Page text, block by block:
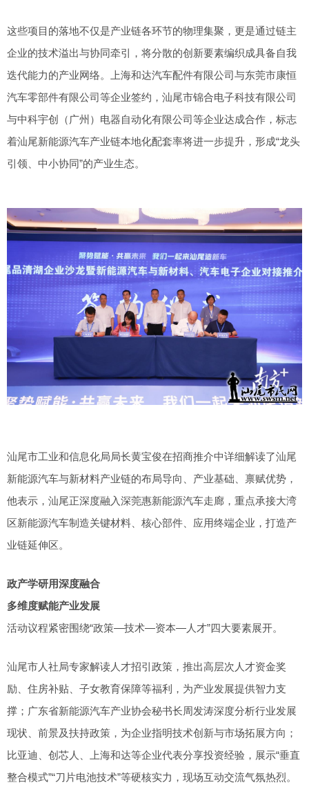
这些项目的落地不仅是产业链各环节的物理集聚，更是通过链主
企业的技术溢出与协同牵引，将分散的创新要素编织成具备自我
迭代能力的产业网络。上海和达汽车配件有限公司与东莞市康恒
汽车零部件有限公司等企业签约，汕尾市锦合电子科技有限公司
与中科宇创（广州）电器自动化有限公司等企业达成合作，标志
着汕尾新能源汽车产业链本地化配套率将进一步提升，形成“龙头
引领、中小协同”的产业生态。
汕尾市工业和信息化局局长黄宝俊在招商推介中详细解读了汕尾
新能源汽车与新材料产业链的布局导向、产业基础、禀赋优势，
他表示，汕尾正深度融入深莞惠新能源汽车走廊，重点承接大湾
区新能源汽车制造关键材料、核心部件、应用终端企业，打造产
业链延伸区。
政产学研用深度融合
多维度赋能产业发展
活动议程紧密围绕“政策—技术—资本—人才”四大要素展开。
汕尾市人社局专家解读人才招引政策，推出高层次人才资金奖
励、住房补贴、子女教育保障等福利，为产业发展提供智力支
撑；广东省新能源汽车产业协会秘书长周发涛深度分析行业发展
现状、前景及扶持政策，为企业指明技术创新与市场拓展方向；
比亚迪、创芯人、上海和达等企业代表分享投资经验，展示“垂直
整合模式”“刀片电池技术”等硬核实力，现场互动交流气氛热烈。